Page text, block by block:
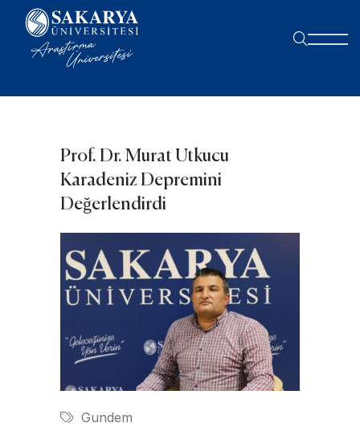
Prof. Dr. Murat Utkucu
Karadeniz Depremini
Değerlendirdi
Gundem